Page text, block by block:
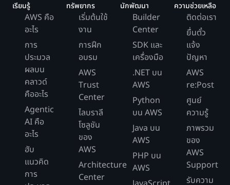
เรียนรู้
AWS คือ
อะไร
การ
ประมวล
ผลบน
คลาวด์
คืออะไร
Agentic
AI คือ
อะไร
ฮับ
แนวคิด
การ
ทรัพยากร
เริ่มต้นใช้
งาน
การฝึก
อบรม
AWS
Trust
Center
ไลบราลี
โซลูชัน
ของ
AWS
Architecture
Center
นักพัฒนา
Builder
Center
SDK และ
เครื่องมือ
.NET บน
AWS
Python
บน AWS
Java บน
AWS
PHP บน
AWS
ความช่วยเหลือ
ติดต่อเรา
ยื่นตั๋ว
แจ้ง
ปัญหา
AWS
re:Post
ศูนย์
ความรู้
ภาพรวม
ของ
AWS
Support
รับความ